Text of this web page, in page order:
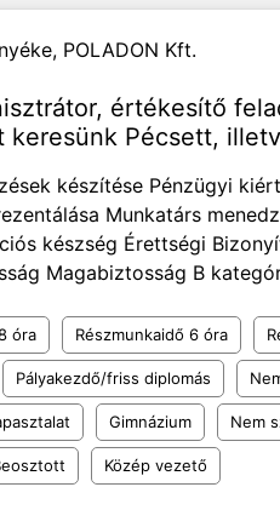
POLADON Kft.
értékesítő
keresünk Pécsett,
készítése Pénzügyi
Munkatárs
készség Érettségi
Magabiztosság B
óra Részmunkaidő 6 óra
Pályakezdő/friss diplomás
Gimnázium Nem
Közép vezető